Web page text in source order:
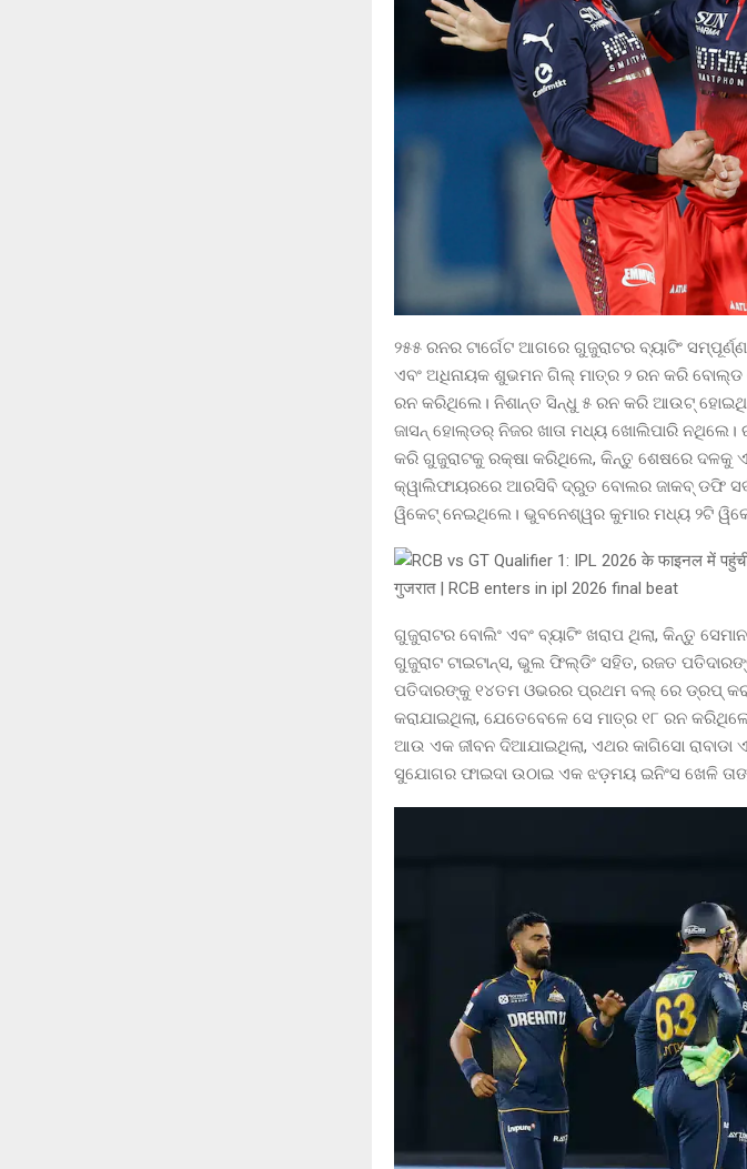
୨୫୫ ରନର ଟାର୍ଗେଟ ଆଗରେ ଗୁଜୁରାଟର ବ୍ୟାଟିଂ
ଏବଂ ଅଧିନାୟକ ଶୁଭମନ ଗିଲ୍ ମାତ୍ର ୨ ରନ କରି
ରନ କରିଥିଲେ। ନିଶାନ୍ତ ସିନ୍ଧୁ ୫ ରନ କରି ଆଉଟ୍
ଜାସନ୍ ହୋଲ୍ଡର୍ ନିଜର ଖାତା ମଧ୍ୟ ଖୋଲିପାରି ନଥିଲେ।
କରି ଗୁଜୁରାଟକୁ ରକ୍ଷା କରିଥିଲେ, କିନ୍ତୁ ଶେଷରେ ଦଳକୁ
କ୍ୱାଲିଫାୟରରେ ଆରସିବି ଦ୍ରୁତ ବୋଲର ଜାକବ୍ ଡଫି
ୱିକେଟ୍ ନେଇଥିଲେ। ଭୁବନେଶ୍ୱର କୁମାର ମଧ୍ୟ ୨ଟି
ଗୁଜୁରାଟର ବୋଲିଂ ଏବଂ ବ୍ୟାଟିଂ ଖରାପ ଥିଲା, କିନ୍ତୁ
ଗୁଜୁରାଟ ଟାଇଟାନ୍ସ, ଭୁଲ ଫିଲ୍ଡିଂ ସହିତ, ରଜତ
ପତିଦାରଙ୍କୁ ୧୪ତମ ଓଭରର ପ୍ରଥମ ବଲ୍ ରେ ଡ୍ରପ୍
କରାଯାଇଥିଲା, ଯେତେବେଳେ ସେ ମାତ୍ର ୧୮ ରନ
ଆଉ ଏକ ଜୀବନ ଦିଆଯାଇଥିଲା, ଏଥର କାଗିସୋ
ସୁଯୋଗର ଫାଇଦା ଉଠାଇ ଏକ ଝଡ଼ମୟ ଇନିଂସ ଖେଳି